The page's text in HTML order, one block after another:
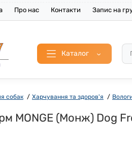
Про нас Контакти Запис на
Каталог
собак Харчування та здоров'я
MONGE (Монж) Dog